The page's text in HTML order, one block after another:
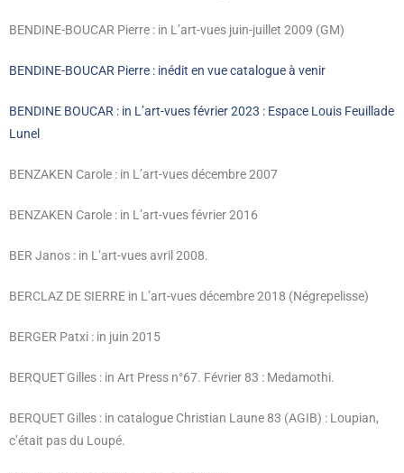
BENDINE-BOUCAR Pierre : in L’art-vues juin-juillet 2009 (GM)
BENDINE-BOUCAR Pierre : inédit en vue catalogue à venir
BENDINE BOUCAR : in L’art-vues février 2023 : Espace Louis Feuillade
Lunel
BENZAKEN Carole : in L’art-vues décembre 2007
BENZAKEN Carole : in L’art-vues février 2016
BER Janos : in L’art-vues avril 2008.
BERCLAZ DE SIERRE in L’art-vues décembre 2018 (Négrepelisse)
BERGER Patxi : in juin 2015
BERQUET Gilles : in Art Press n°67. Février 83 : Medamothi.
BERQUET Gilles : in catalogue Christian Laune 83 (AGIB) : Loupian,
c’était pas du Loupé.